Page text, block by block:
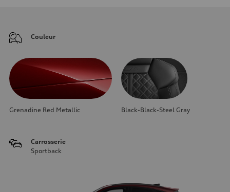
Couleur
Grenadine Red Metallic Black-Black-Steel Gray
Carrosserie
Sportback